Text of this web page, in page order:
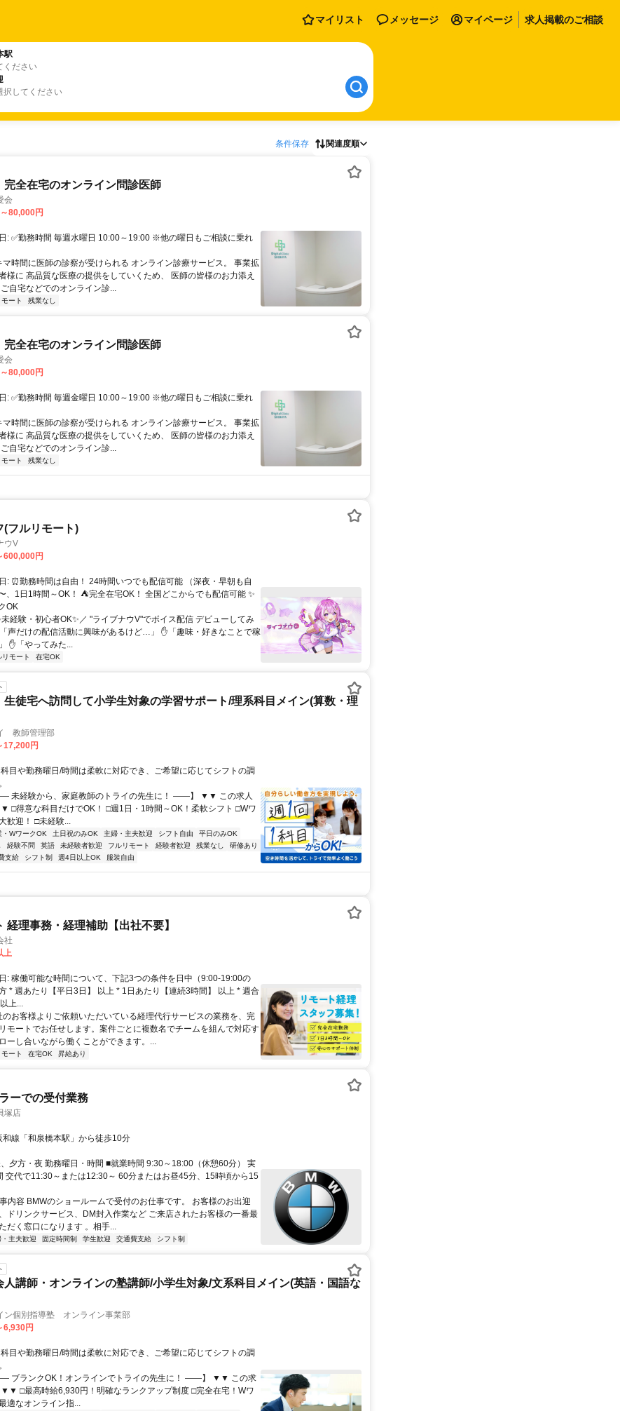
マイリスト メッセージ マイページ 求人掲載のご相談
駅
ください
択してください
条件保存 関連度順
完全在宅のオンライン問診医師
会
80,000円
: ✅勤務時間 毎週水曜日 10:00～19:00 ※他の曜日もご相談に乗れ
マ時間に医師の診察が受けられる オンライン診療サービス。 事業拡
様に 高品質な医療の提供をしていくため、 医師の皆様のお力添え
自宅などでのオンライン診...
ート 残業なし
完全在宅のオンライン問診医師
会
80,000円
: ✅勤務時間 毎週金曜日 10:00～19:00 ※他の曜日もご相談に乗れ
マ時間に医師の診察が受けられる オンライン診療サービス。 事業拡
様に 高品質な医療の提供をしていくため、 医師の皆様のお力添え
自宅などでのオンライン診...
ート 残業なし
(フルリモート)
ウV
600,000円
: ⏰勤務時間は自由！ 24時間いつでも配信可能 （深夜・早朝も自
、1日1時間～OK！ ⛺完全在宅OK！ 全国どこからでも配信可能 ✨
OK
経験・初心者OK✨／ "ライブナウV"でボイス配信 デビューしてみ
声だけの配信活動に興味があるけど…」 ✋「趣味・好きなことで稼
✋「やってみた...
リモート 在宅OK
生徒宅へ訪問して小学生対象の学習サポート/理系科目メイン(算数・理
教師管理部
17,200円
目や勤務曜日/時間は柔軟に対応でき、ご希望に応じてシフトの調
未経験から、家庭教師のトライの先生に！ ――】 ▼▼ この求人
□得意な科目だけでOK！ □週1日・1時間～OK！柔軟シフト □Wワ
歓迎！ □未経験...
・WワークOK 土日祝のみOK 主婦・主夫歓迎 シフト自由
平日のみOK
経験不問 英語 未経験者歓迎 フルリモート 経験者歓迎 残業なし
研修あり
支給 シフト制 週4日以上OK 服装自由
経理事務・経理補助【出社不要】
社
上
: 稼働可能な時間について、下記3つの条件を日中（9:00-19:00の
* 週あたり【平日3日】 以上 * 1日あたり【連続3時間】 以上 * 週合
上...
のお客様よりご依頼いただいている経理代行サービスの業務を、完
モートでお任せします。案件ごとに複数名でチームを組んで対応す
ーし合いながら働くことができます。...
ート 在宅OK 昇給あり
ーでの受付業務
塚店
和線「和泉橋本駅」から徒歩10分
夕方・夜 勤務曜日・時間 ■就業時間 9:30～18:00（休憩60分） 実
交代で11:30～または12:30～ 60分またはお昼45分、15時頃から15
内容 BMWのショールームで受付のお仕事です。 お客様のお出迎
ドリンクサービス、DM封入作業など ご来店されたお客様の一番最
だく窓口になります 。相手...
・主夫歓迎 固定時間制 学生歓迎 交通費支給 シフト制
人講師・オンラインの塾講師/小学生対象/文系科目メイン(英語・国語な
ン個別指導塾 オンライン事業部
6,930円
目や勤務曜日/時間は柔軟に対応でき、ご希望に応じてシフトの調
ブランクOK！オンラインでトライの先生に！ ――】 ▼▼ この求
▼▼ □最高時給6,930円！明確なランクアップ制度 □完全在宅！Wワ
適なオンライン指...